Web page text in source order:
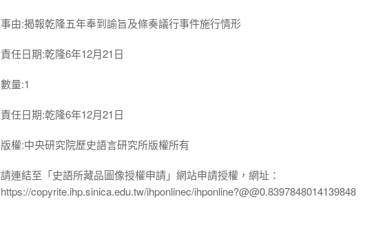
事由:揭報乾隆五年奉到諭旨及條奏議行事件施行情形
責任日期:乾隆6年12月21日
數量:1
責任日期:乾隆6年12月21日
版權:中央研究院歷史語言研究所版權所有
請連結至「史語所藏品圖像授權申請」網站申請授權，網址：
https://copyrite.ihp.sinica.edu.tw/ihponlinec/ihponline?@@0.8397848014139848